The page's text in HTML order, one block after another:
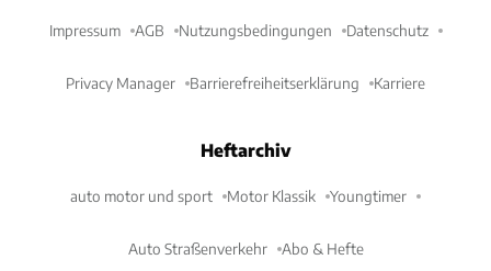
Impressum AGB Nutzungsbedingungen Datenschutz
Privacy Manager Barrierefreiheitserklärung Karriere
Heftarchiv
auto motor und sport Motor Klassik Youngtimer
Auto Straßenverkehr Abo & Hefte